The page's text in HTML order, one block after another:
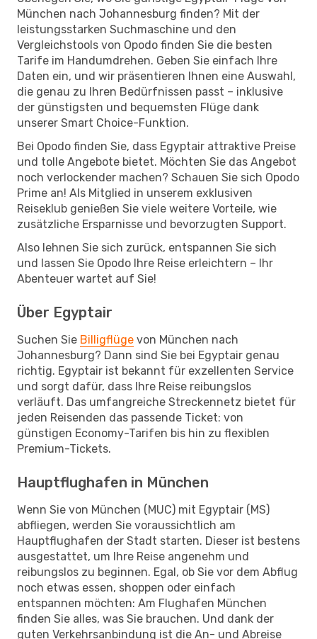
München nach Johannesburg finden? Mit der
leistungsstarken Suchmaschine und den
Vergleichstools von Opodo finden Sie die besten
Tarife im Handumdrehen. Geben Sie einfach Ihre
Daten ein, und wir präsentieren Ihnen eine Auswahl,
die genau zu Ihren Bedürfnissen passt – inklusive
der günstigsten und bequemsten Flüge dank
unserer Smart Choice-Funktion.
Bei Opodo finden Sie, dass Egyptair attraktive Preise
und tolle Angebote bietet. Möchten Sie das Angebot
noch verlockender machen? Schauen Sie sich Opodo
Prime an! Als Mitglied in unserem exklusiven
Reiseklub genießen Sie viele weitere Vorteile, wie
zusätzliche Ersparnisse und bevorzugten Support.
Also lehnen Sie sich zurück, entspannen Sie sich
und lassen Sie Opodo Ihre Reise erleichtern – Ihr
Abenteuer wartet auf Sie!
Über Egyptair
Suchen Sie Billigflüge von München nach
Johannesburg? Dann sind Sie bei Egyptair genau
richtig. Egyptair ist bekannt für exzellenten Service
und sorgt dafür, dass Ihre Reise reibungslos
verläuft. Das umfangreiche Streckennetz bietet für
jeden Reisenden das passende Ticket: von
günstigen Economy-Tarifen bis hin zu flexiblen
Premium-Tickets.
Hauptflughafen in München
Wenn Sie von München (MUC) mit Egyptair (MS)
abfliegen, werden Sie voraussichtlich am
Hauptflughafen der Stadt starten. Dieser ist bestens
ausgestattet, um Ihre Reise angenehm und
reibungslos zu beginnen. Egal, ob Sie vor dem Abflug
noch etwas essen, shoppen oder einfach
entspannen möchten: Am Flughafen München
finden Sie alles, was Sie brauchen. Und dank der
guten Verkehrsanbindung ist die An- und Abreise